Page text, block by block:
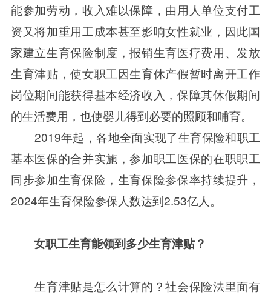
能参加劳动，收入难以保障，由用人单位支付工
资又将加重用工成本甚至影响女性就业，因此国
家建立生育保险制度，报销生育医疗费用、发放
生育津贴，使女职工因生育休产假暂时离开工作
岗位期间能获得基本经济收入，保障其休假期间
的生活费用，也使婴儿得到必要的照顾和哺育。
2019年起，各地全面实现了生育保险和职工
基本医保的合并实施，参加职工医保的在职职工
同步参加生育保险，生育保险参保率持续提升，
2024年生育保险参保人数达到2.53亿人。
女职工生育能领到多少生育津贴？
生育津贴是怎么计算的？社会保险法里面有